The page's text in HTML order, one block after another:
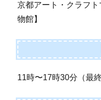
京都アート・クラフ
物館】
11時〜17時30分（最